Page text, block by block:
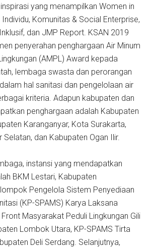
yang menampilkan Women in
Individu, Komunitas & Social Enterprise,
dan JMP Report. KSAN 2019
penyerahan penghargaan Air Minum
(AMPL) Award kepada
lembaga swasta dan perorangan
hal sanitasi dan pengelolaan air
kriteria. Adapun kabupaten dan
penghargaan adalah Kabupaten
Karanganyar, Kota Surakarta,
Selatan, dan Kabupaten Ogan Ilir.
instansi yang mendapatkan
BKM Lestari, Kabupaten
Pengelola Sistem Penyediaan
(KP-SPAMS) Karya Laksana
Masyarakat Peduli Lingkungan Gili
Lombok Utara, KP-SPAMS Tirta
Deli Serdang. Selanjutnya,